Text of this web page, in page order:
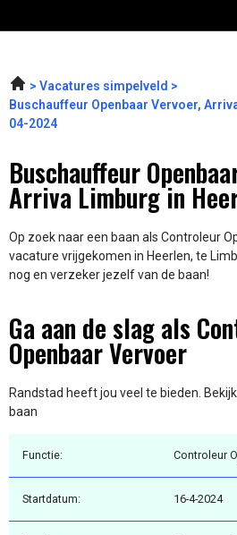
Vacatures simpelveld
Buschauffeur Openbaar Vervoer,
04-2024
Buschauffeur
Arriva Limburg in
Op zoek naar een baan als Controleur
vacature vrijgekomen in Heerlen, te
nog en verzeker jezelf van de baan!
Ga aan de slag als
Openbaar Vervoer
Randstad heeft jou veel te bieden.
baan
Functie: Controleur
Startdatum: 16-4-2024